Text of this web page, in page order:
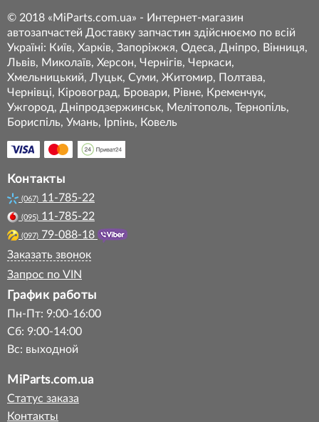
© 2018 «MiParts.com.ua» - Интернет-магазин
автозапчастей Доставку запчастин здійснюємо по всій
Україні: Київ, Харків, Запоріжжя, Одеса, Дніпро, Вінниця,
Львів, Миколаїв, Херсон, Чернігів, Черкаси,
Хмельницький, Луцьк, Суми, Житомир, Полтава,
Чернівці, Кіровоград, Бровари, Рівне, Кременчук,
Ужгород, Дніпродзержинськ, Мелітополь, Тернопіль,
Бориспіль, Умань, Ірпінь, Ковель
Контакты
(067) 11-785-22
(095) 11-785-22
(097) 79-088-18
Заказать звонок
Запрос по VIN
График работы
Пн-Пт: 9:00-16:00
Сб: 9:00-14:00
Вс: выходной
MiParts.com.ua
Статус заказа
Контакты